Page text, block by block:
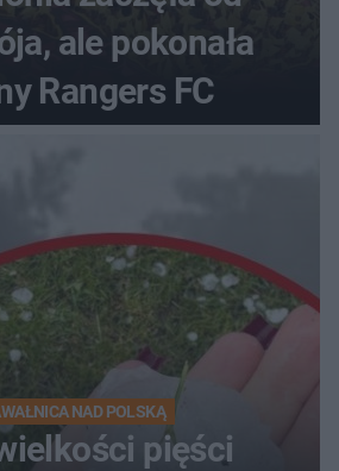
ale pokonała
Rangers FC
NAD POLSKĄ
pięści